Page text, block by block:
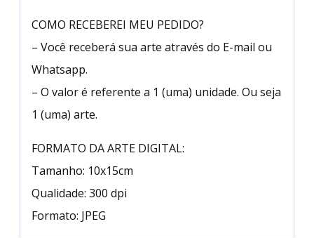
COMO RECEBEREI MEU PEDIDO?
– Você receberá sua arte através do E-mail ou
Whatsapp.
– O valor é referente a 1 (uma) unidade. Ou seja
1 (uma) arte.
FORMATO DA ARTE DIGITAL:
Tamanho: 10x15cm
Qualidade: 300 dpi
Formato: JPEG